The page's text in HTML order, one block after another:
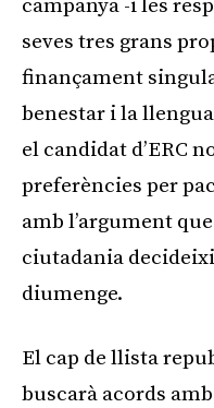
campanya -i les
seves tres grans
finançament
benestar i la
el candidat d’ERC
preferències per
amb l’argument
ciutadania
diumenge.
El cap de llista
buscarà acords